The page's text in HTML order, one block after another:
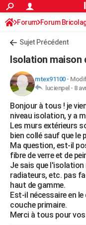
ACTUALITÉS
Politique
Société
Faits Divers
Education
Monde
Villes
+
FINANCE
Retraite
Impôts
Epargne
Immobilier
Risques naturels par ville
Banque
Assurance
Crédit
AUTO
Essais
Réserver un essai
Citadines
Berlines
SUV
Forum auto
+HIGH-TECH
Mobiles
Meilleur smartphone
Internet
Ordinateurs
Jeux vidéo
Guide high-tech
+BRICOLAGE
Forum
Aménagement intérieur
Extérieur
Cuisine
Salle de bains
Jardinage
Rangement
WEEK-END
Guides de France
Escapades
Patrimoine
Expositions
Musées
Week-end nature
LIFESTYLE
Art de vivre
Bien-être
Loisirs
Mode
Modes de vie
SANTE
Alimentation
Guide de la santé
Maladies
Médicaments
Sommeil
VOYAGE
Forum Forum
Sujet Précédent
Isolation maison
mtex91100-
lucienpel - 8
Bonjour à tous ! je
niveau isolation, y a
Les murs extérieurs
bien collé sauf que le
Ma question, est-il
fibre de verre et de
Je sais que
radiateurs, etc. pas
haut de gamme.
Est-il nécessaire en
couche primaire.
Merci à tous pour